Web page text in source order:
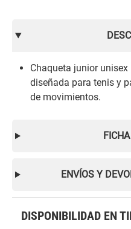
Chaqueta junior
diseñada para tenis y
de movimientos.
ENVÍOS Y
DISPONIBILIDAD EN